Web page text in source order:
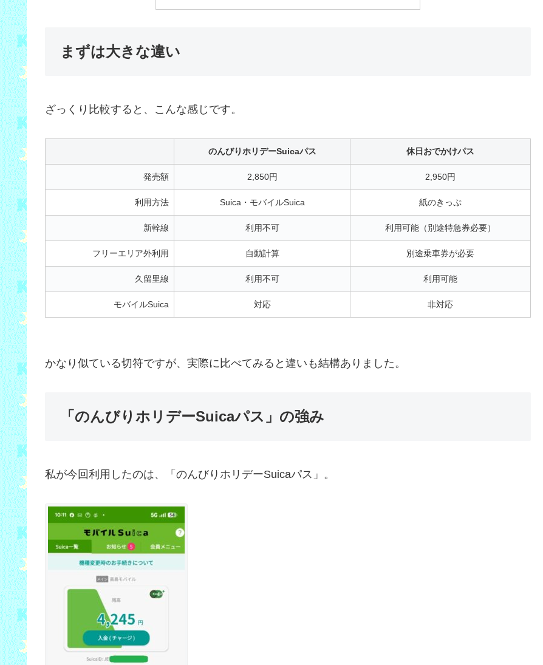
まずは大きな違い
ざっくり比較すると、こんな感じです。
のんびりホリデーSuicaパス 休日おでかけパス
発売額 2,850円 2,950円
利用方法 Suica・モバイルSuica 紙のきっぷ
新幹線 利用不可 利用可能（別途特急券必要）
フリーエリア外利用 自動計算 別途乗車券が必要
久留里線 利用不可 利用可能
モバイルSuica 対応 非対応
かなり似ている切符ですが、実際に比べてみると違いも結構ありました。
「のんびりホリデーSuicaパス」の強み
私が今回利用したのは、「のんびりホリデーSuicaパス」。